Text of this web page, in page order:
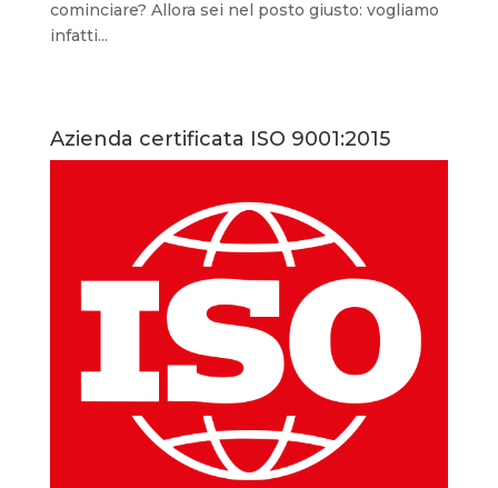
cominciare? Allora sei nel posto giusto: vogliamo
infatti...
Azienda certificata ISO 9001:2015